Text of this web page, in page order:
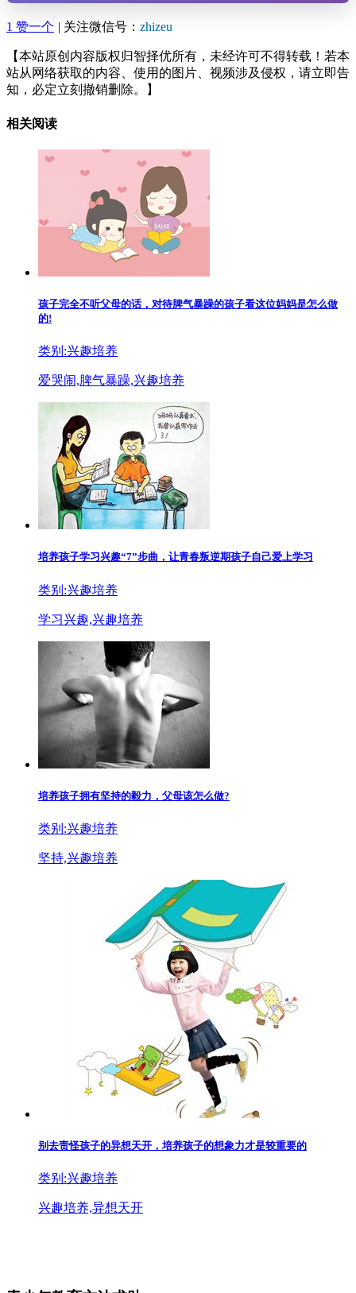
1 赞一个 | 关注微信号： zhizeu
【本站原创内容版权归智择优所有，未经许可不得转载！若本
站从网络获取的内容、使用的图片、视频涉及侵权，请立即告
知，必定立刻撤销删除。】
相关阅读
孩子完全不听父母的话，对待脾气暴躁的孩子看这位妈妈是怎么做
的!
类别:兴趣培养
爱哭闹,脾气暴躁,兴趣培养
培养孩子学习兴趣“7”步曲，让青春叛逆期孩子自己爱上学习
类别:兴趣培养
学习兴趣,兴趣培养
培养孩子拥有坚持的毅力，父母该怎么做?
类别:兴趣培养
坚持,兴趣培养
别去责怪孩子的异想天开，培养孩子的想象力才是较重要的
类别:兴趣培养
兴趣培养,异想天开